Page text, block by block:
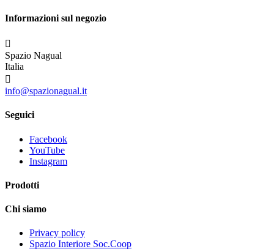
Informazioni sul negozio

Spazio Nagual
Italia

info@spazionagual.it
Seguici
Facebook
YouTube
Instagram
Prodotti
Chi siamo
Privacy policy
Spazio Interiore Soc.Coop